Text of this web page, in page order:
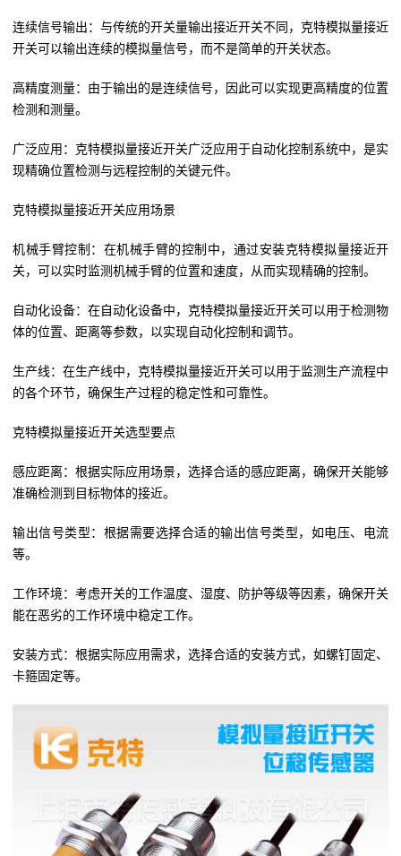
连续信号输出：与传统的开关量输出接近开关不同，克特模拟量接近
开关可以输出连续的模拟量信号，而不是简单的开关状态。
高精度测量：由于输出的是连续信号，因此可以实现更高精度的位置
检测和测量。
广泛应用：克特模拟量接近开关广泛应用于自动化控制系统中，是实
现精确位置检测与远程控制的关键元件。
克特模拟量接近开关应用场景
机械手臂控制：在机械手臂的控制中，通过安装克特模拟量接近开
关，可以实时监测机械手臂的位置和速度，从而实现精确的控制。
自动化设备：在自动化设备中，克特模拟量接近开关可以用于检测物
体的位置、距离等参数，以实现自动化控制和调节。
生产线：在生产线中，克特模拟量接近开关可以用于监测生产流程中
的各个环节，确保生产过程的稳定性和可靠性。
克特模拟量接近开关选型要点
感应距离：根据实际应用场景，选择合适的感应距离，确保开关能够
准确检测到目标物体的接近。
输出信号类型：根据需要选择合适的输出信号类型，如电压、电流
等。
工作环境：考虑开关的工作温度、湿度、防护等级等因素，确保开关
能在恶劣的工作环境中稳定工作。
安装方式：根据实际应用需求，选择合适的安装方式，如螺钉固定、
卡箍固定等。